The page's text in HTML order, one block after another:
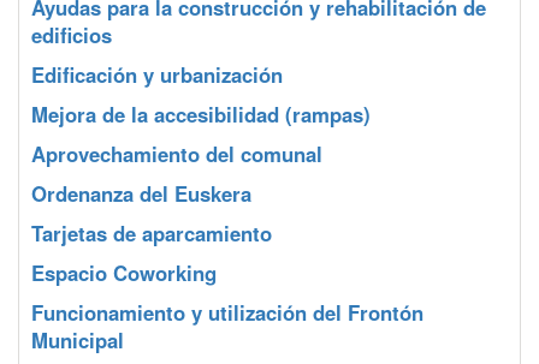
Ayudas para la construcción y rehabilitación de
edificios
Edificación y urbanización
Mejora de la accesibilidad (rampas)
Aprovechamiento del comunal
Ordenanza del Euskera
Tarjetas de aparcamiento
Espacio Coworking
Funcionamiento y utilización del Frontón
Municipal